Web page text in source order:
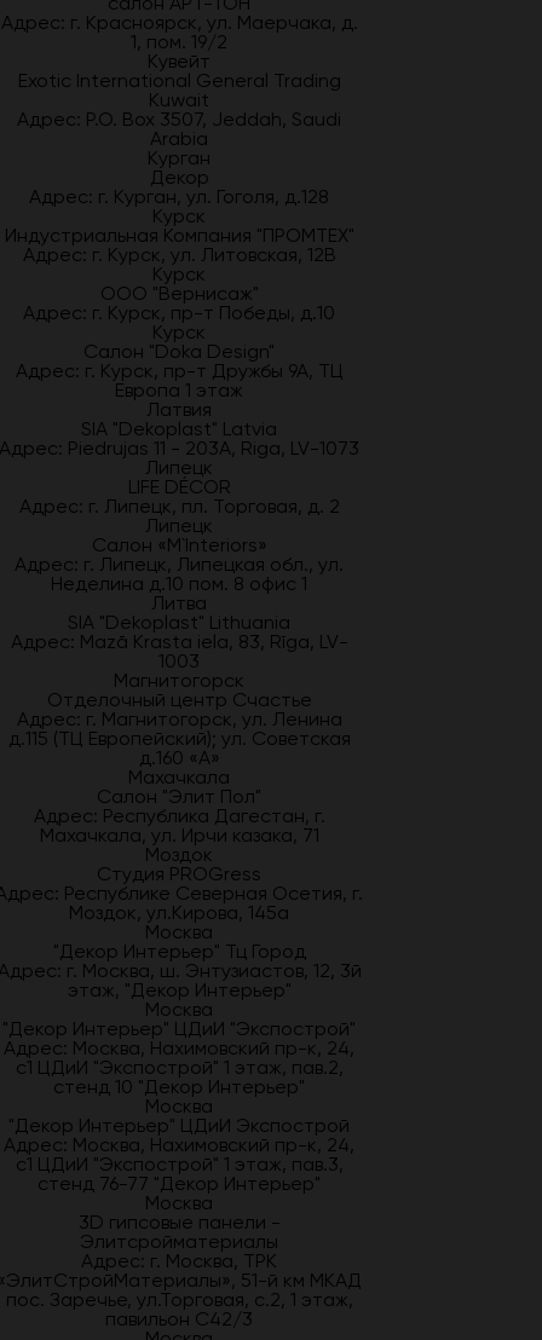
Адрес: г. Красноярск, ул. Маерчака, д.
1, пом. 19/2
Кувейт
Exotic International General Trading
Kuwait
Адрес: P.O. Box 3507, Jeddah, Saudi
Arabia
Курган
Декор
Адрес: г. Курган, ул. Гоголя, д.128
Курск
Индустриальная Компания "ПРОМТЕХ"
Адрес: г. Курск, ул. Литовская, 12В
Курск
ООО "Вернисаж"
Адрес: г. Курск, пр-т Победы, д.10
Курск
Салон "Doka Design"
Адрес: г. Курск, пр-т Дружбы 9А, ТЦ
Европа 1 этаж
Латвия
SIA "Dekoplast" Latvia
Адрес: Piedrujas 11 - 203A, Riga, LV-1073
Липецк
LIFE DÉCOR
Адрес: г. Липецк, пл. Торговая, д. 2
Липецк
Салон «M`Interiors»
Адрес: г. Липецк, Липецкая обл., ул.
Неделина д.10 пом. 8 офис 1
Литва
SIA "Dekoplast" Lithuania
Адрес: Mazā Krasta iela, 83, Rīga, LV-
1003
Магнитогорск
Отделочный центр Счастье
Адрес: г. Магнитогорск, ул. Ленина
д.115 (ТЦ Европейский); ул. Советская
д.160 «А»
Махачкала
Салон "Элит Пол"
Адрес: Республика Дагестан, г.
Махачкала, ул. Ирчи казака, 71
Моздок
Студия PROGress
Республике Северная Осетия, г.
Моздок, ул.Кирова, 145а
Москва
"Декор Интерьер" Тц Город
г. Москва, ш. Энтузиастов, 12, 3й
этаж, "Декор Интерьер"
Москва
"Декор Интерьер" ЦДиИ "Экспострой"
Адрес: Москва, Нахимовский пр-к, 24,
с1 ЦДиИ "Экспострой" 1 этаж, пав.2,
стенд 10 "Декор Интерьер"
Москва
"Декор Интерьер" ЦДиИ Экспострой
Адрес: Москва, Нахимовский пр-к, 24,
с1 ЦДиИ "Экспострой" 1 этаж, пав.3,
стенд 76-77 "Декор Интерьер"
Москва
3D гипсовые панели -
Элитсройматериалы
Адрес: г. Москва, ТРК
51-й км МКАД
пос. Заречье, ул.Торговая, с.2, 1 этаж,
павильон С42/3